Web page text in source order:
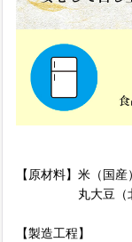
【原材料】米（国
丸大豆（北海
【製造工程】